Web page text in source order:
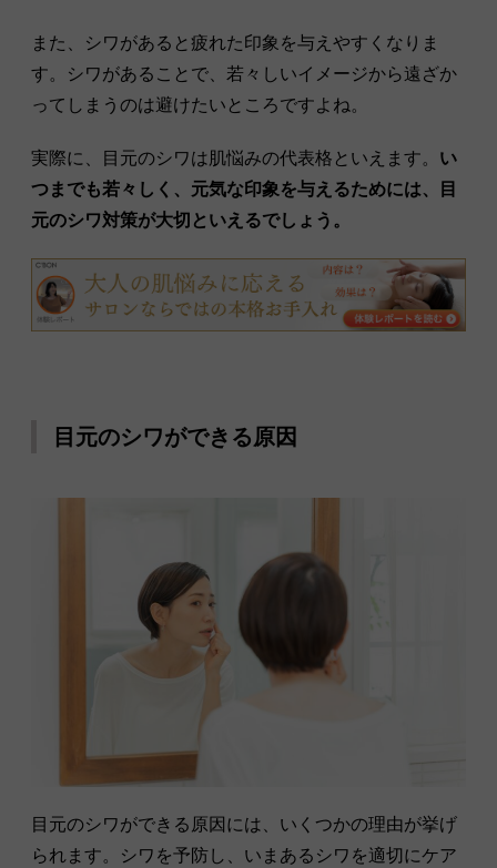
また、シワがあると疲れた印象を与えやすくなりま
す。シワがあることで、若々しいイメージから遠ざか
ってしまうのは避けたいところですよね。
実際に、目元のシワは肌悩みの代表格といえます。 い
つまでも若々しく、元気な印象を与えるためには、目
元のシワ対策が大切といえるでしょう。
目元のシワができる原因
目元のシワができる原因には、いくつかの理由が挙げ
られます。シワを予防し、いまあるシワを適切にケア